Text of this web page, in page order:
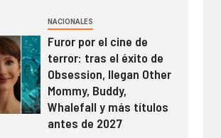
NACIONALES
Furor por el cine de
terror: tras el éxito de
Obsession, llegan Other
Mommy, Buddy,
Whalefall y más títulos
antes de 2027